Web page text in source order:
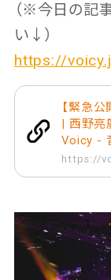
（※今日の記
い↓）
https://
【緊急
| 西野亮
Voicy -
https://